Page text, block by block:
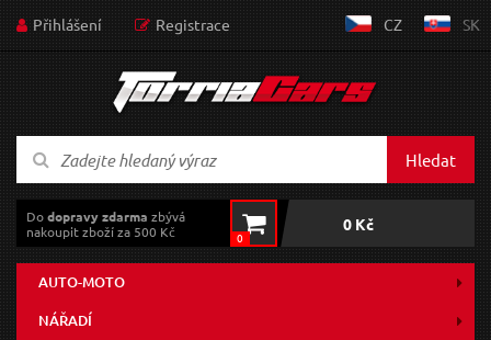
Přihlášení Registrace CZ SK
Hledat
Dodopravy zdarma zbývá
nakoupit zboží za 500 Kč
0
0 Kč
AUTO-MOTO
NÁŘADÍ